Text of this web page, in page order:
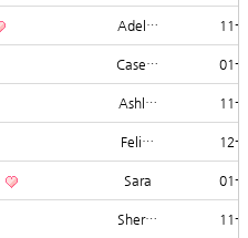
Adel… 11-15
Case… 01-14
Ashl… 11-13
Feli… 12-15
Sara 01-21
Sher… 11-16